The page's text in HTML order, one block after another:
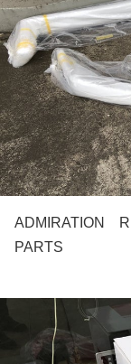
ADMIRATION
PARTS